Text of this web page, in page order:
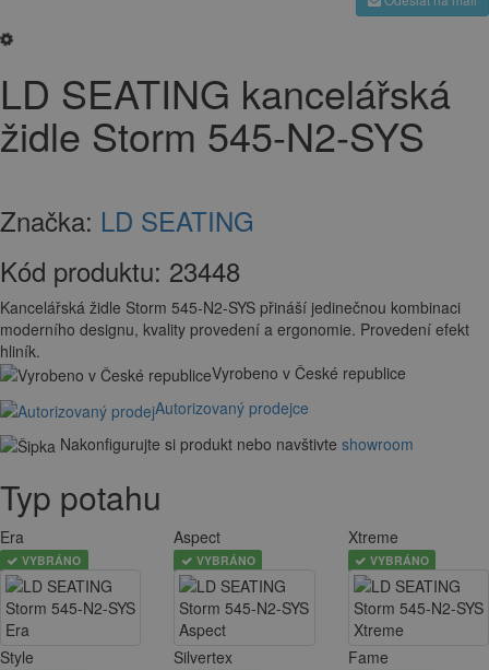
LD SEATING kancelářská
židle Storm 545-N2-SYS
Značka: LD SEATING
Kód produktu: 23448
Kancelářská židle Storm 545-N2-SYS přináší jedinečnou kombinaci
moderního designu, kvality provedení a ergonomie. Provedení efekt
hliník.
Vyrobeno v České republice
Autorizovaný prodejce
Nakonfigurujte si produkt nebo navštivte showroom
Typ potahu
Era
VYBRÁNO
Aspect
VYBRÁNO
Xtreme
VYBRÁNO
Style Silvertex Fame